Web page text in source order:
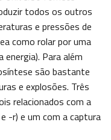
todos os outros
e pressões de
como rolar por uma
energia). Para além
são bastante
e explosões. Três
relacionados com a
-r) e um com a captura